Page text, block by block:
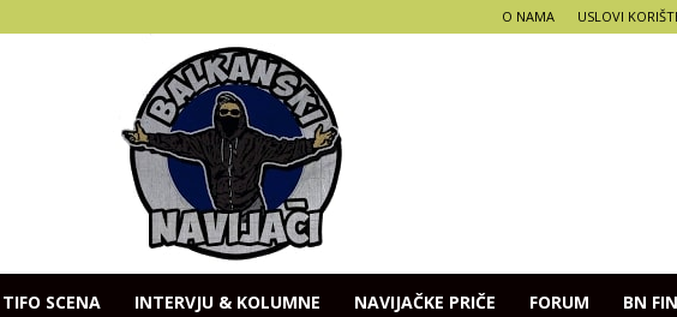
O NAMA USLOVI
TIFO SCENA INTERVJU & KOLUMNE NAVIJAČKE PRIČE FORUM BN